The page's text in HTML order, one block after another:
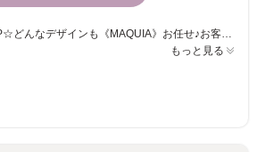
目元パッチリで女子力UP☆どんなデザインも《MAQUIA》お任せ♪お客様のお仕事や普段の生活に合わせて、ナチュラルからボリュームUPまでプロがご提案致します！！エクステの種類が豊富＆高技術者の施術で満足度は◎“モチの良さ＆リーズナブルな価格”も自慢なので、『パッチリeye』がずっと続く★《MAQUIA》で輝く目元を手に入れてみませんか♪？
もっと見る